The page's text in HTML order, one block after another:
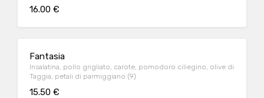
16.00 €
Fantasia
Insalatina, pollo grigliato, carote, pomodoro ciliegino, olive di
Taggia, petali di parmiggiano (9)
15.50 €